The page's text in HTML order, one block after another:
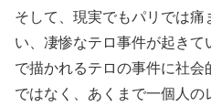
そして、現実でもパリでは
い、凄惨なテロ事件が起き
で描かれるテロの事件に社
ではなく、あくまで一個人